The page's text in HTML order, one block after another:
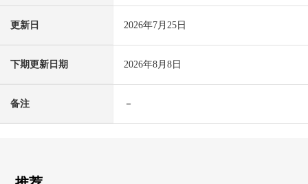
更新日 2026年7月25日
下期更新日期 2026年8月8日
备注 －